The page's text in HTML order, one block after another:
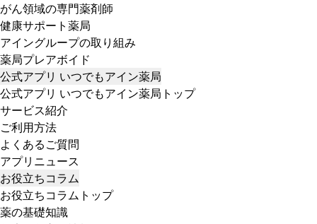
がん領域の専門薬剤師
健康サポート薬局
アイングループの取り組み
薬局プレアボイド
公式アプリ いつでもアイン薬局
公式アプリ いつでもアイン薬局トップ
サービス紹介
ご利用方法
よくあるご質問
アプリニュース
お役立ちコラム
お役立ちコラムトップ
薬の基礎知識